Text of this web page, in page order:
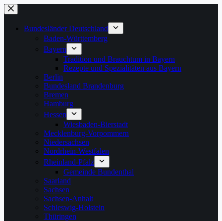
Zum
Inhalt
springenBundesländer Deutschland
Baden-Württemberg
Bayern
Tradition und Brauchtum in Bayern
Rezepte und Spezialitäten aus Bayern
Berlin
Bundesland Brandenburg
Bremen
Hamburg
Hessen
Wiesbaden-Bierstadt
Mecklenburg-Vorpommern
Niedersachsen
Nordrhein-Westfalen
Rheinland-Pfalz
Gemeinde Bundenthal
Saarland
Sachsen
Sachsen-Anhalt
Schleswig-Holstein
Thüringen